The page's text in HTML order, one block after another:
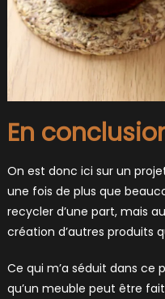
En
On est donc ici sur un
une fois de plus que
recycler d’une part, mais
création d’autres produits
Ce qui m’a séduit dans ce
qu’un meuble peut être